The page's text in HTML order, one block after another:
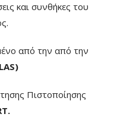
και συνθήκες του
από την από την
Πιστοποίησης